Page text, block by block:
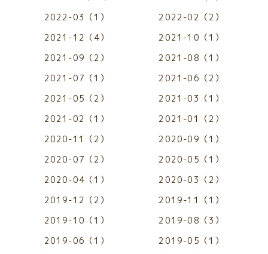
2022-03（1）
2022-02（2）
2021-12（4）
2021-10（1）
2021-09（2）
2021-08（1）
2021-07（1）
2021-06（2）
2021-05（2）
2021-03（1）
2021-02（1）
2021-01（2）
2020-11（2）
2020-09（1）
2020-07（2）
2020-05（1）
2020-04（1）
2020-03（2）
2019-12（2）
2019-11（1）
2019-10（1）
2019-08（3）
2019-06（1）
2019-05（1）